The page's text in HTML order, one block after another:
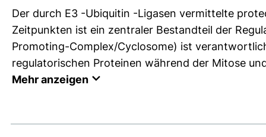
Der durch E3 -Ubiquitin -Ligasen vermittelte
Zeitpunkten ist ein zentraler Bestandteil der
Promoting-Complex/Cyclosome) ist
regulatorischen Proteinen während der Mitose
Mehr anzeigen